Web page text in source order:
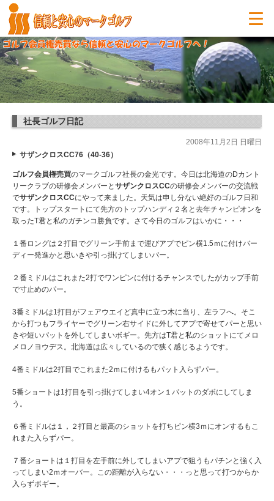
社長ゴルフ日記
2008年11月2日 日曜日
サザンクロスCC76（40-36）
ゴルフ会員権売買のマークゴルフ社長の金光です。今日は北海道のDカント
リークラブの研修会メンバーと サザンクロスCCの研修会メンバーの交流戦
でサザンクロスCCにやって来ました。天気は申し分ない絶好のゴルフ日和
です。トップスタートにて先方のトップハンディ２名と去年チャンピオンを
取ったT君と私のガチンコ勝負です。さて今日のゴルフはいかに・・・
１番ロングは２打目でグリーン手前まで運びアプでピン横1.5ｍに付けバー
ディー発進かと思いきや引っ掛けてしまいパー。
２番ミドルはこれまた2打でワンピンに付けるチャンスでしたがカップ手前
で寸止めのパー。
3番ミドルは1打目がフェアウエイど真中に立つ木に当り、左ラフへ。そこ
から打つもフライヤーでグリーン右サイドに外してアプで寄せてパーと思い
きや短いパットを外してしまいボギー。先方はT君と私のショットにてメロ
メロノヨウデス。北海道は広々しているので狭く感じるようです。
4番ミドルは2打目でこれまた2ｍに付けるもパット入らずパー。
5番ショートは1打目を引っ掛けてしまい4オン１パットのダボにしてしま
う。
６番ミドルは１，２打目と最高のショットを打ちピン横3ｍにオンするもこ
れまた入らずパー。
７番ショートは１打目を左手前に外してしまいアプで狙うもパチンと強く入
ってしまい2ｍオーバー。この距離が入らない・・・っと思って打つからか
入らずボギー。